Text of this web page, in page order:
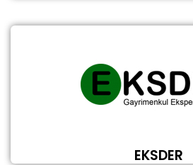
EKSDER